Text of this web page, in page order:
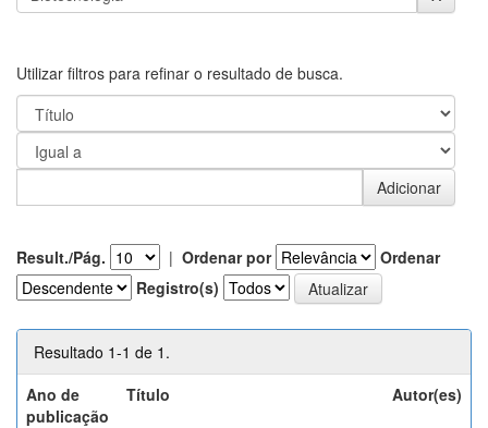
Utilizar filtros para refinar o resultado de busca.
Result./Pág. | Ordenar por
Ordenar
Registro(s)
Resultado 1-1 de 1.
Ano de
publicação
Título Autor(es)